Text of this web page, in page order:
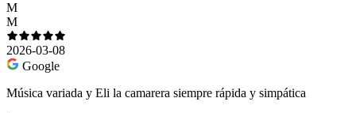
M
M
2026-03-08
Google
Música variada y Eli la camarera siempre rápida y simpática